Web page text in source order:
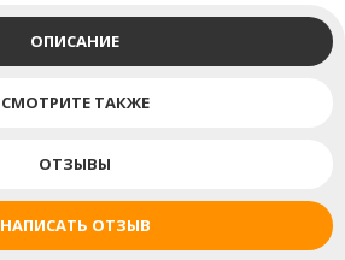
ОПИСАНИЕ
СМОТРИТЕ ТАКЖЕ
ОТЗЫВЫ
НАПИСАТЬ ОТЗЫВ